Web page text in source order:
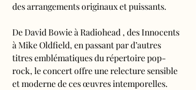
des arrangements originaux et puissants.
De David Bowie à Radiohead , des Innocents
à Mike Oldfield, en passant par d’autres
titres emblématiques du répertoire pop-
rock, le concert offre une relecture sensible
et moderne de ces œuvres intemporelles.